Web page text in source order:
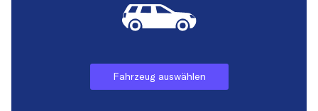
Fahrzeug auswählen